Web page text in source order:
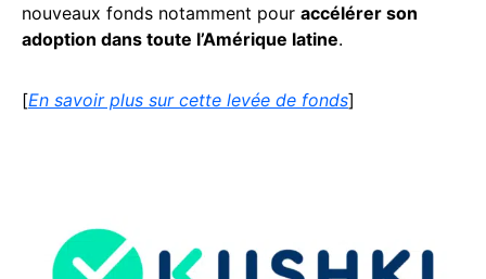
nouveaux fonds notamment pour accélérer son
adoption dans toute l’Amérique latine.
[En savoir plus sur cette levée de fonds]